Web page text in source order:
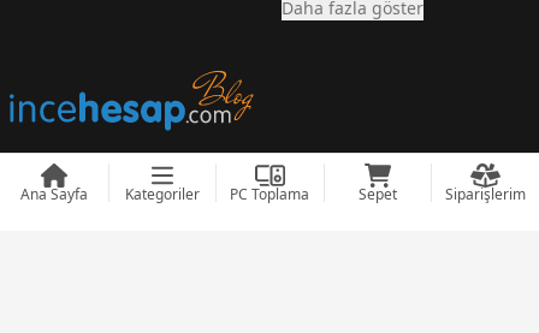
Ana Sayfa Kategoriler PC Toplama Sepet Siparişlerim
Daha fazla göster